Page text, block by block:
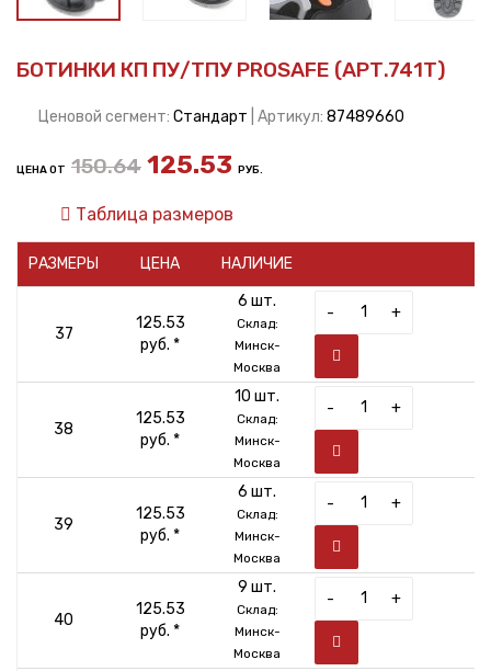
БОТИНКИ КП ПУ/ТПУ PROSAFE (АРТ.741Т)
Ценовой сегмент: Стандарт | Артикул: 87489660
ЦЕНА ОТ 150.64 125.53 РУБ.
Таблица размеров
РАЗМЕРЫ ЦЕНА НАЛИЧИЕ
37
125.53
руб. *
6 шт.
Склад:
Минск-
Москва
- +
38
125.53
руб. *
10 шт.
Склад:
Минск-
Москва
- +
39
125.53
руб. *
6 шт.
Склад:
Минск-
Москва
- +
40
125.53
руб. *
9 шт.
Склад:
Минск-
Москва
- +